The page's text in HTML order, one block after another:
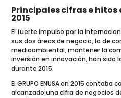
Principales cifras e hitos
2015
El fuerte impulso por la
sus dos áreas de negocio, la de
medioambiental, mantener la
inversión en innovación, han sido
durante 2015.
El GRUPO ENUSA en 2015
alcanzado una cifra de negocios